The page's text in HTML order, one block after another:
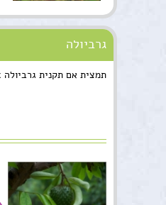
גרביולה
תמצית אם תקנית גרביולה 100cc עלים גרביולה.